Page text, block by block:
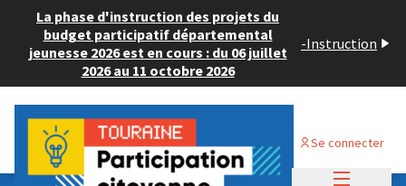
La phase d'instruction des projets du
budget participatif départemental
jeunesse 2026 est en cours : du 06 juillet
2026 au 11 octobre 2026
-Instruction
Se connecter